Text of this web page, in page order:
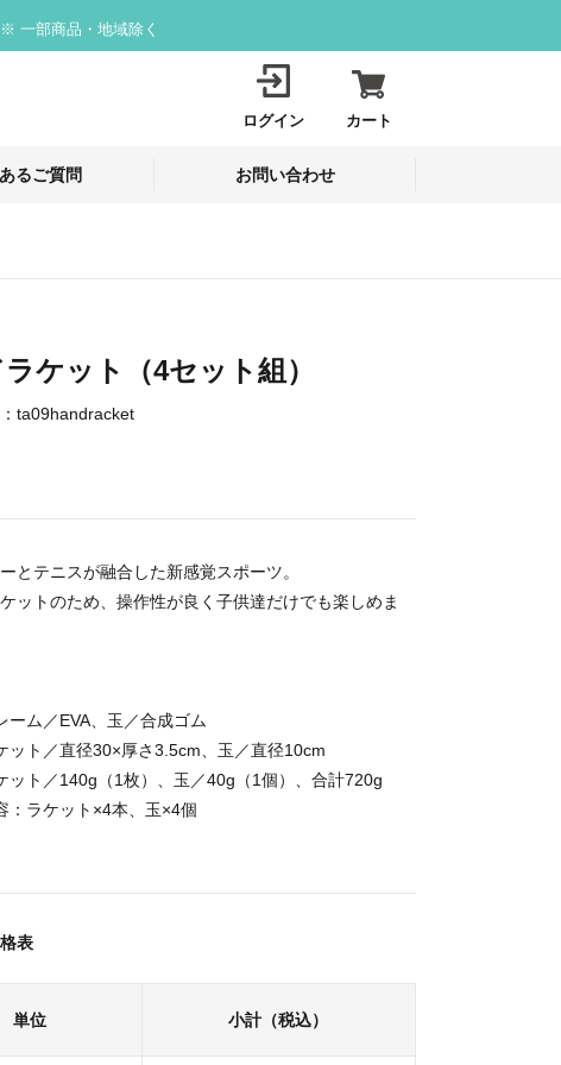
※ 一部商品・地域除く
ログイン カート
るご質問 お問い合わせ
ケット（4セット組）
ta09handracket
とテニスが融合した新感覚スポーツ。
ットのため、操作性が良く子供達だけでも楽しめま
ーム／EVA、玉／合成ゴム
ット／直径30×厚さ3.5cm、玉／直径10cm
ット／140g（1枚）、玉／40g（1個）、合計720g
：ラケット×4本、玉×4個
表
単位 小計（税込）